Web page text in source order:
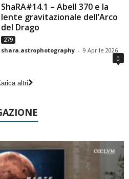
ShaRA#14.1 – Abell 370 e la
lente gravitazionale dell’Arco
del Drago
279
shara.astrophotography - 9 Aprile 2026
0
altri